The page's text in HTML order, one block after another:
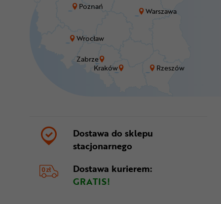
Kraków
Poznań
Rzeszów
Warszawa
Wrocław
Zabrze
Dostawa do sklepu
stacjonarnego
Dostawa kurierem:
GRATIS!